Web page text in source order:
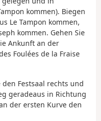
kommen). Biegen
Le Tampon kommen,
kommen. Gehen Sie
Ankunft an der
Foulées de la Fraise
Festsaal rechts und
geradeaus in Richtung
der ersten Kurve den